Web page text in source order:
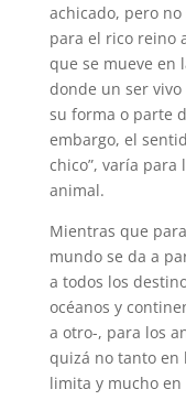
achicado, pero
para el rico reino
que se mueve en
donde un ser
su forma o parte
embargo, el
chico”, varía
animal.
Mientras que
mundo se da a
a todos los
océanos y
a otro-, para los
quizá no tanto en
limita y mucho